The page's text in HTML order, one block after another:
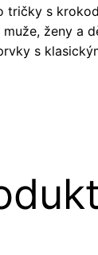
s
ženy a
s